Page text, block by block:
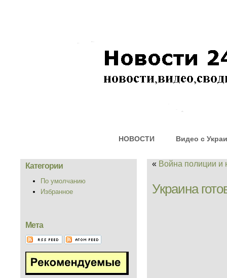
НОВОСТИ Видео с
Категории
По умолчанию
Избранное
Мета
« Война полиции и
Украина